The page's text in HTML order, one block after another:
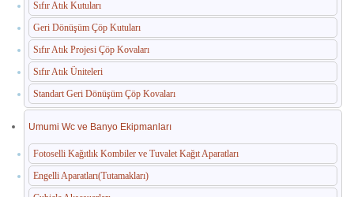
Sıfır Atık Kutuları
Geri Dönüşüm Çöp Kutuları
Sıfır Atık Projesi Çöp Kovaları
Sıfır Atık Üniteleri
Standart Geri Dönüşüm Çöp Kovaları
Umumi Wc ve Banyo Ekipmanları
Fotoselli Kağıtlık Kombiler ve Tuvalet Kağıt Aparatları
Engelli Aparatları(Tutamakları)